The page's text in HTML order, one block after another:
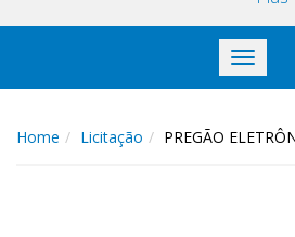
Toggle
Home Licitação PREGÃO